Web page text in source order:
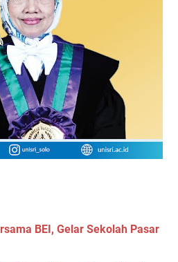
BEI, Gelar Sekolah Pasar